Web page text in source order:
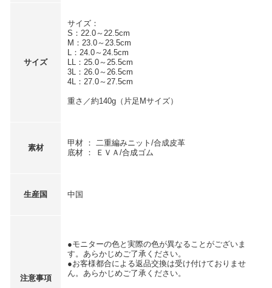
サイズ
サイズ：
S：22.0～22.5cm
M：23.0～23.5cm
L：24.0～24.5cm
LL：25.0～25.5cm
3L：26.0～26.5cm
4L：27.0～27.5cm
重さ／約140g（片足Mサイズ）
素材
甲材 ： 二重編みニット/合成皮革
底材 ： ＥＶＡ/合成ゴム
生産国 中国
注意事項
●モニターの色と実際の色が異なることがございま
す。あらかじめご了承ください。
●お客様都合による返品交換は受け付けておりませ
ん。あらかじめご了承ください。